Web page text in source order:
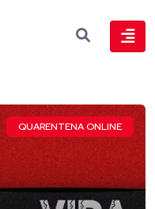
QUARENTENA ONLINE